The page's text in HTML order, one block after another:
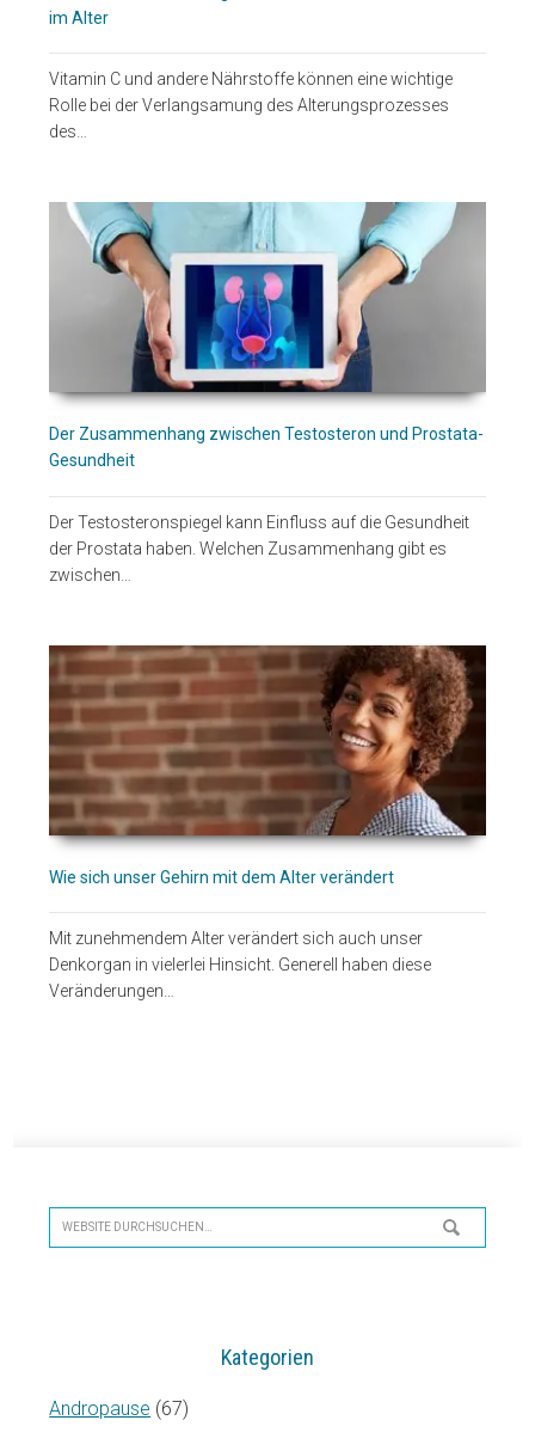
im Alter
Vitamin C und andere Nährstoffe können eine wichtige
Rolle bei der Verlangsamung des Alterungsprozesses
des…
Der Zusammenhang zwischen Testosteron und Prostata-
Gesundheit
Der Testosteronspiegel kann Einfluss auf die Gesundheit
der Prostata haben. Welchen Zusammenhang gibt es
zwischen…
Wie sich unser Gehirn mit dem Alter verändert
Mit zunehmendem Alter verändert sich auch unser
Denkorgan in vielerlei Hinsicht. Generell haben diese
Veränderungen…
Website
durchsuchen…
Kategorien
Andropause (67)